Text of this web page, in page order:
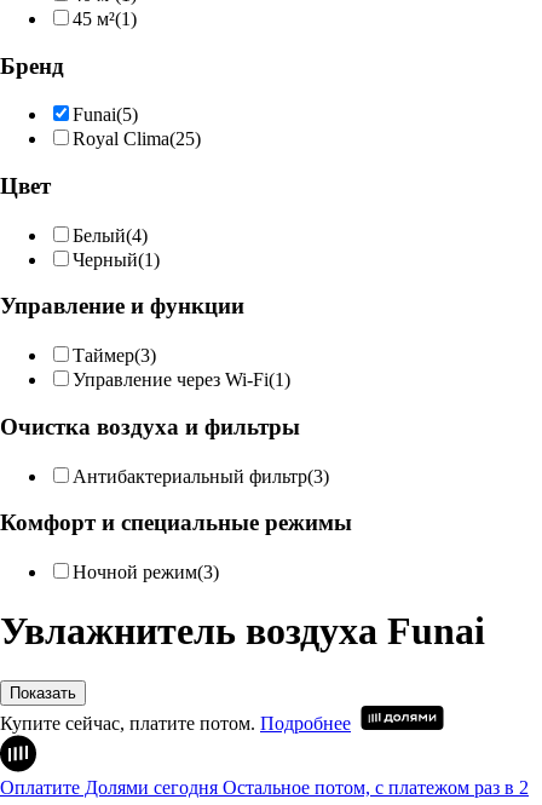
45 м²(1)
Бренд
Funai(5)
Royal Clima(25)
Цвет
Белый(4)
Черный(1)
Управление и функции
Таймер(3)
Управление через Wi-Fi(1)
Очистка воздуха и фильтры
Антибактериальный фильтр(3)
Комфорт и специальные режимы
Ночной режим(3)
Увлажнитель воздуха Funai
Показать
Купите сейчас, платите потом. Подробнее
Оплатите Долями сегодня Остальное потом, с платежом раз в 2